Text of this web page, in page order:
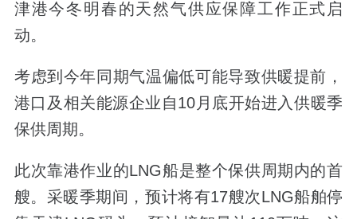
津港今冬明春的天然气供应保障工作正式启
动。
考虑到今年同期气温偏低可能导致供暖提前，
港口及相关能源企业自10月底开始进入供暖季
保供周期。
此次靠港作业的LNG船是整个保供周期内的首
艘。采暖季期间，预计将有17艘次LNG船舶停